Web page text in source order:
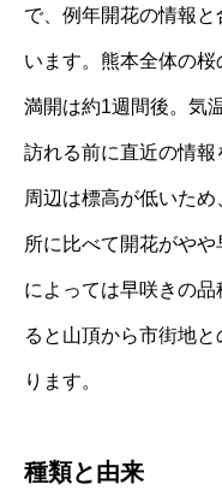
で、例年開花の情報
います。熊本全体の桜
満開は約1週間後。気
訪れる前に直近の情
周辺は標高が低いた
所に比べて開花がや
によっては早咲きの
ると山頂から市街地
ります。
種類と由来